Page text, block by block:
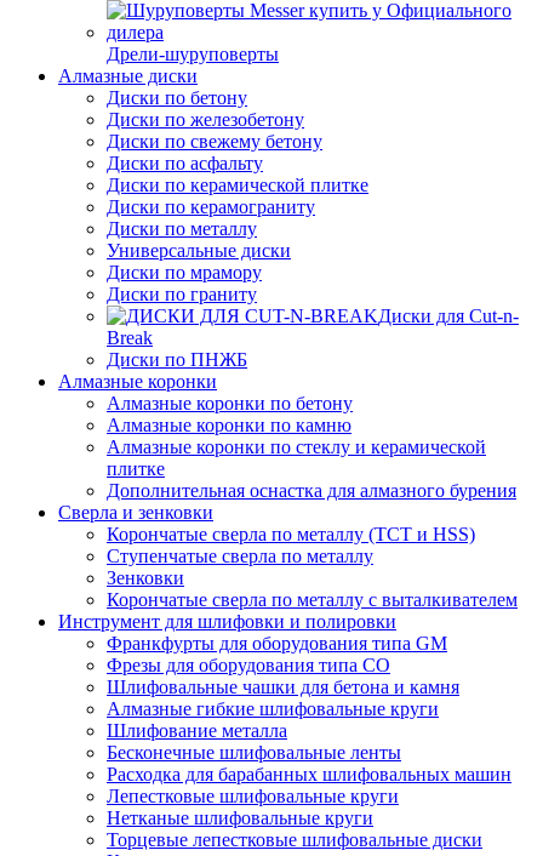
Дрели-шуруповерты
Алмазные диски
Диски по бетону
Диски по железобетону
Диски по свежему бетону
Диски по асфальту
Диски по керамической плитке
Диски по керамограниту
Диски по металлу
Универсальные диски
Диски по мрамору
Диски по граниту
Диски для Cut-n-
Break
Диски по ПНЖБ
Алмазные коронки
Алмазные коронки по бетону
Алмазные коронки по камню
Алмазные коронки по стеклу и керамической
плитке
Дополнительная оснастка для алмазного бурения
Сверла и зенковки
Корончатые сверла по металлу (TCT и HSS)
Ступенчатые сверла по металлу
Зенковки
Корончатые сверла по металлу c выталкивателем
Инструмент для шлифовки и полировки
Франкфурты для оборудования типа GM
Фрезы для оборудования типа СО
Шлифовальные чашки для бетона и камня
Алмазные гибкие шлифовальные круги
Шлифование металла
Бесконечные шлифовальные ленты
Расходка для барабанных шлифовальных машин
Лепестковые шлифовальные круги
Нетканые шлифовальные круги
Торцевые лепестковые шлифовальные диски